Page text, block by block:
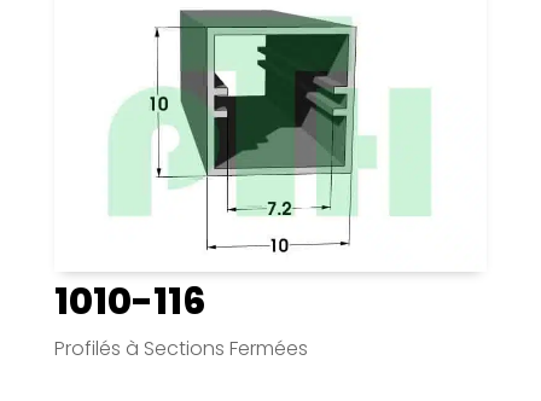
1010-116
Profilés à Sections Fermées